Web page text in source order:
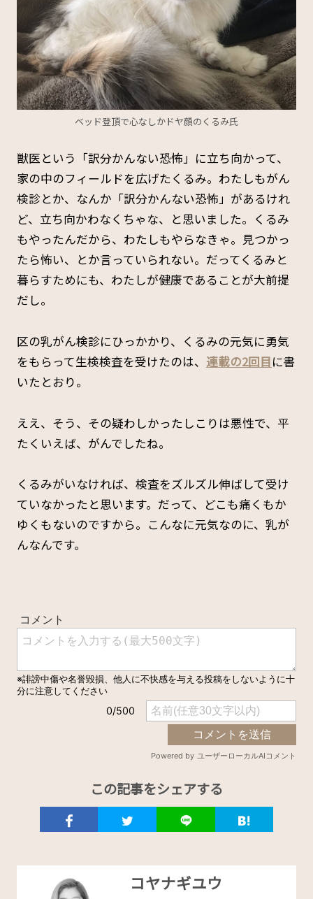
ベッド登頂で心なしかドヤ顔のくるみ氏
獣医という「訳分かんない恐怖」に立ち向かって、
家の中のフィールドを広げたくるみ。わたしもがん
検診とか、なんか「訳分かんない恐怖」があるけれ
ど、立ち向かわなくちゃな、と思いました。くるみ
もやったんだから、わたしもやらなきゃ。見つかっ
たら怖い、とか言っていられない。だってくるみと
暮らすためにも、わたしが健康であることが大前提
だし。
区の乳がん検診にひっかかり、くるみの元気に勇気
をもらって生検検査を受けたのは、 連載の2回目に書
いたとおり。
ええ、そう、その疑わしかったしこりは悪性で、平
たくいえば、がんでしたね。
くるみがいなければ、検査をズルズル伸ばして受け
ていなかったと思います。だって、どこも痛くもか
ゆくもないのですから。こんなに元気なのに、乳が
んなんです。
この記事をシェアする
コヤナギユウ